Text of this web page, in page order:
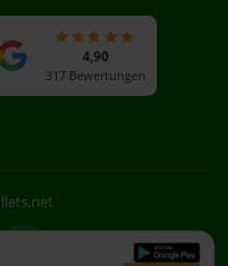
4,90
317 Bewertungen